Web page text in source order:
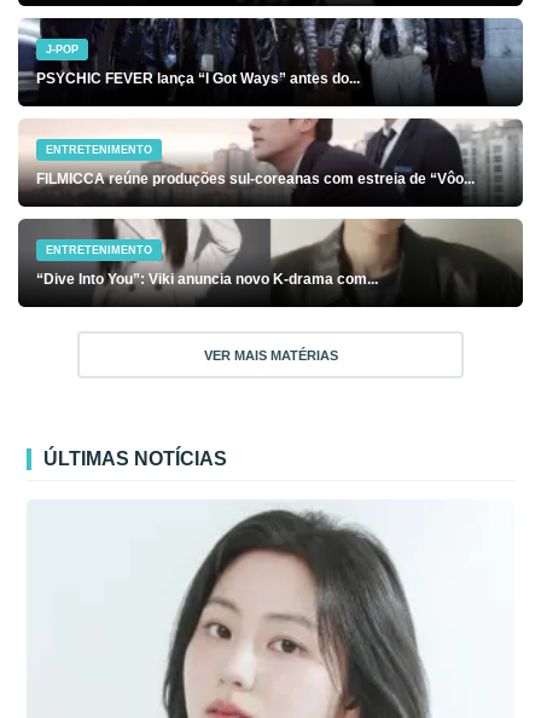
J-POP
PSYCHIC FEVER lança “I Got Ways” antes do...
ENTRETENIMENTO
FILMICCA reúne produções sul-coreanas com estreia de “Vôo...
ENTRETENIMENTO
“Dive Into You”: Viki anuncia novo K-drama com...
VER MAIS MATÉRIAS
ÚLTIMAS NOTÍCIAS